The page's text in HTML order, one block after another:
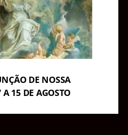
DE NOSSA
15 DE AGOSTO